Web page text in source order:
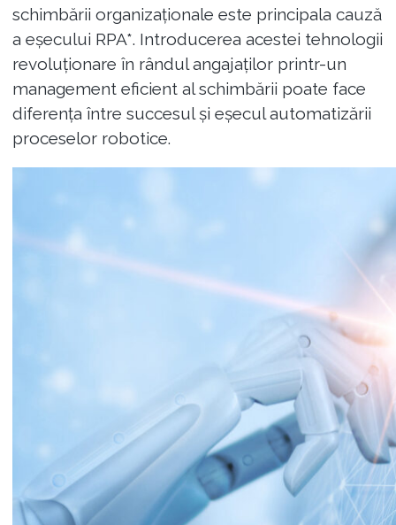
schimbării organizaționale este principala cauză
a eșecului RPA*. Introducerea acestei tehnologii
revoluționare în rândul angajaților printr-un
management eficient al schimbării poate face
diferența între succesul și eșecul automatizării
proceselor robotice.